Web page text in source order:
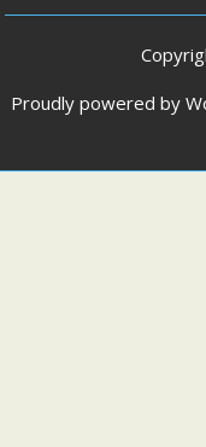
Proudly powered by